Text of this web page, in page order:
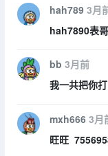
hah789 3月
hah7890表
bb 3月前
我一共把你
mxh666 3月
旺旺